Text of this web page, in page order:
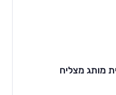
מותג מצליח